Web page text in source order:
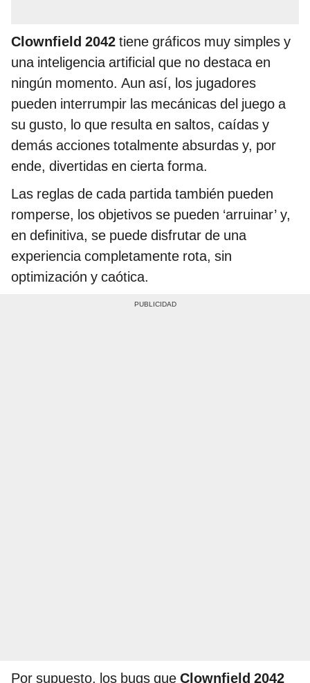
Clownfield 2042 tiene gráficos muy simples y
una inteligencia artificial que no destaca en
ningún momento. Aun así, los jugadores
pueden interrumpir las mecánicas del juego a
su gusto, lo que resulta en saltos, caídas y
demás acciones totalmente absurdas y, por
ende, divertidas en cierta forma.
Las reglas de cada partida también pueden
romperse, los objetivos se pueden ‘arruinar’ y,
en definitiva, se puede disfrutar de una
experiencia completamente rota, sin
optimización y caótica.
Por supuesto, los bugs que Clownfield 2042